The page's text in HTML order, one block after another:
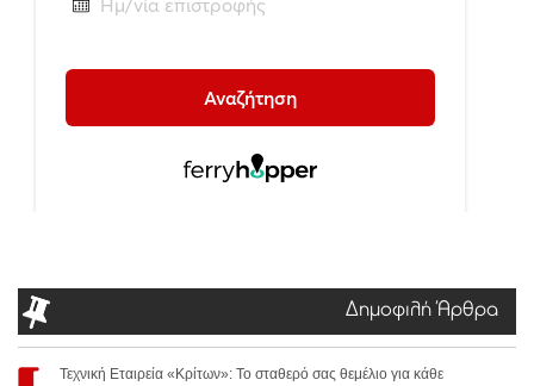
Δημοφιλή Άρθρα
Τεχνική Εταιρεία «Κρίτων»: Το σταθερό σας θεμέλιο για κάθε